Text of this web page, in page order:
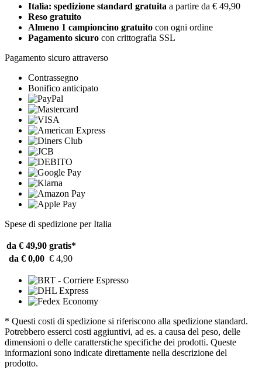
Italia: spedizione standard gratuita a partire da € 49,90
Reso gratuito
Almeno 1 campioncino gratuito con ogni ordine
Pagamento sicuro con crittografia SSL
Pagamento sicuro attraverso
Contrassegno
Bonifico anticipato
Spese di spedizione per Italia
da € 49,90 gratis*
da € 0,00 € 4,90
* Questi costi di spedizione si riferiscono alla spedizione standard.
Potrebbero esserci costi aggiuntivi, ad es. a causa del peso, delle
dimensioni o delle caratterstiche specifiche dei prodotti. Queste
informazioni sono indicate direttamente nella descrizione del
prodotto.